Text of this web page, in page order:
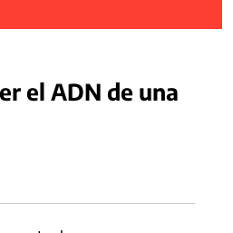
el ADN de una